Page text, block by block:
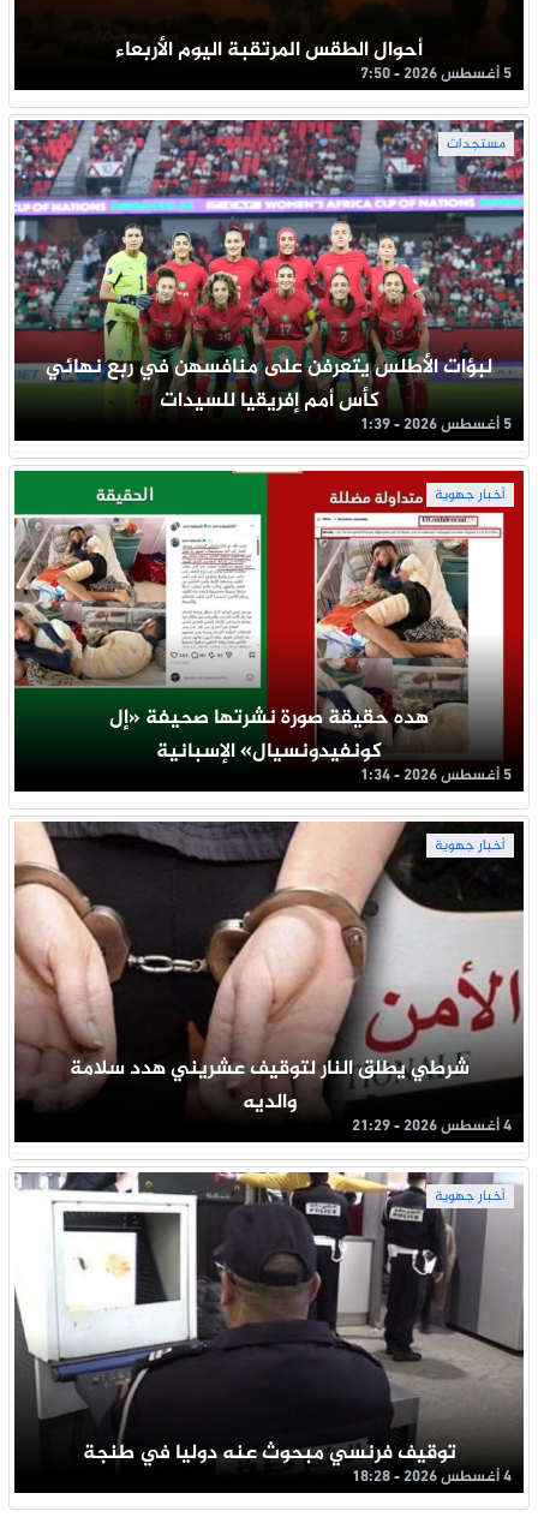
أحوال الطقس المرتقبة اليوم الأربعاء
5 أغسطس 2026 - 7:50
مستجدات
لبؤات الأطلس يتعرفن على منافسهن في ربع نهائي
كأس أمم إفريقيا للسيدات
5 أغسطس 2026 - 1:39
أخبار جهوية
هده حقيقة صورة نشرتها صحيفة «إل
كونفيدونسيال» الإسبانية
5 أغسطس 2026 - 1:34
أخبار جهوية
شرطي يطلق النار لتوقيف عشريني هدد سلامة
والديه
4 أغسطس 2026 - 21:29
أخبار جهوية
توقيف فرنسي مبحوث عنه دوليا في طنجة
4 أغسطس 2026 - 18:28